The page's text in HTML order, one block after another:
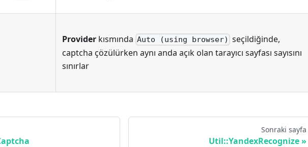
Provider kısmında Auto (using browser) seçildiğinde,
captcha çözülürken aynı anda açık olan tarayıcı sayfası sayısını
sınırlar
Sonraki sayfa
Util::YandexRecognize